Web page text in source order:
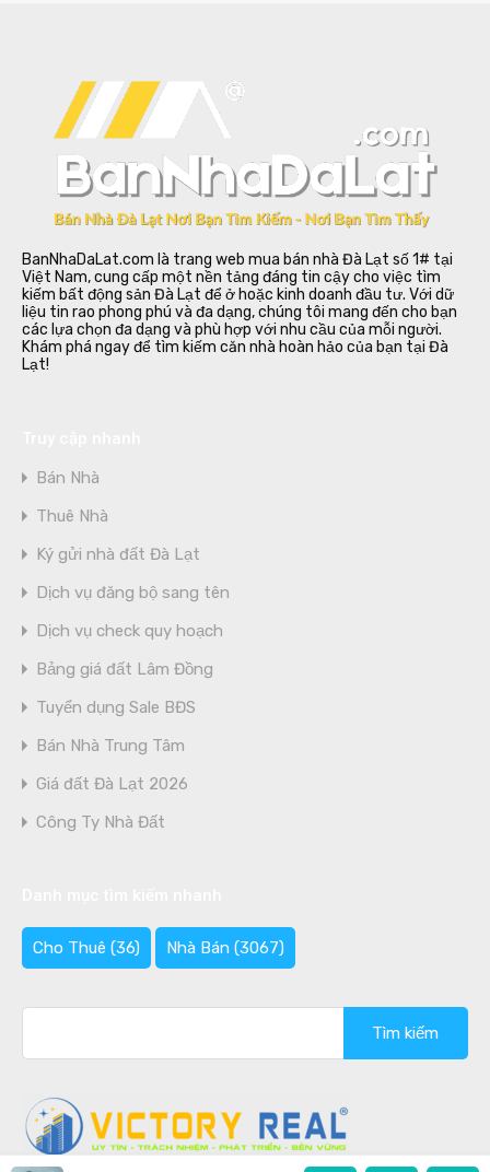
BanNhaDaLat.com là trang web mua bán nhà Đà Lạt số 1# tại
Việt Nam, cung cấp một nền tảng đáng tin cậy cho việc tìm
kiếm bất động sản Đà Lạt để ở hoặc kinh doanh đầu tư. Với dữ
liệu tin rao phong phú và đa dạng, chúng tôi mang đến cho bạn
các lựa chọn đa dạng và phù hợp với nhu cầu của mỗi người.
Khám phá ngay để tìm kiếm căn nhà hoàn hảo của bạn tại Đà
Lạt!
Bán Nhà
Thuê Nhà
Ký gửi nhà đất Đà Lạt
Dịch vụ đăng bộ sang tên
Dịch vụ check quy hoạch
Bảng giá đất Lâm Đồng
Tuyển dụng Sale BĐS
Bán Nhà Trung Tâm
Giá đất Đà Lạt 2026
Công Ty Nhà Đất
Cho Thuê (36) Nhà Bán (3067)
cho: